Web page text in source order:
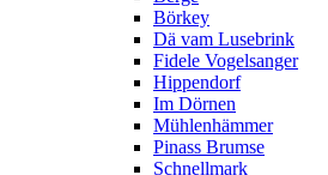
Börkey
Dä vam Lusebrink
Fidele Vogelsanger
Hippendorf
Im Dörnen
Mühlenhämmer
Pinass Brumse
Schnellmark